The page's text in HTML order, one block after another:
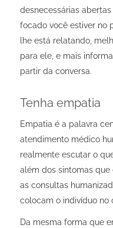
desnecessárias
focado você estiver no
lhe está relatando,
para ele, e mais
partir da conversa.
Tenha empatia
Empatia é a palavra
atendimento médico
realmente escutar o
além dos sintomas
as consultas
colocam o indivíduo no
Da mesma forma que